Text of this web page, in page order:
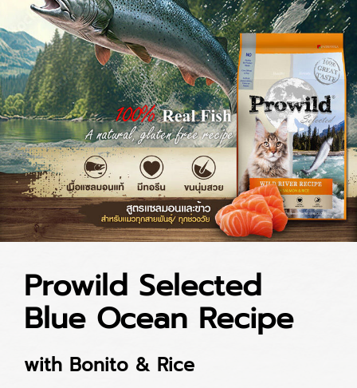
Prowild Selected
Blue Ocean Recipe
with Bonito & Rice